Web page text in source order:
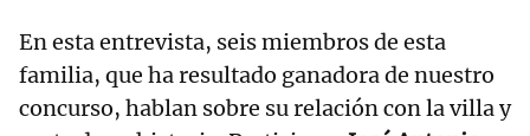
En esta entrevista, seis miembros de esta
familia, que ha resultado ganadora de nuestro
concurso, hablan sobre su relación con la villa y